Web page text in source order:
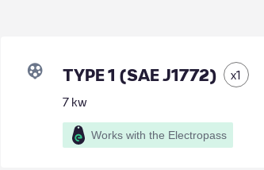
TYPE 1 (SAE J1772) x1
7kw
Works with the Electropass